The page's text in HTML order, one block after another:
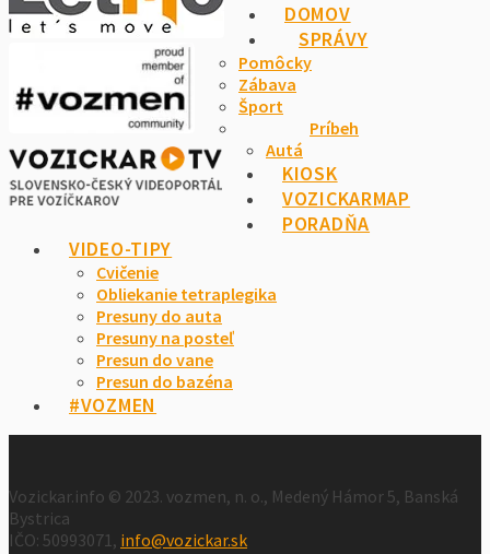
DOMOV
SPRÁVY
Pomôcky
Zábava
Šport
Príbeh
Autá
KIOSK
VOZICKARMAP
PORADŇA
VIDEO-TIPY
Cvičenie
Obliekanie tetraplegika
Presuny do auta
Presuny na posteľ
Presun do vane
Presun do bazéna
#VOZMEN
Vozickar.info © 2023. vozmen, n. o., Medený Hámor 5, Banská
Bystrica
IČO: 50993071, info@vozickar.sk